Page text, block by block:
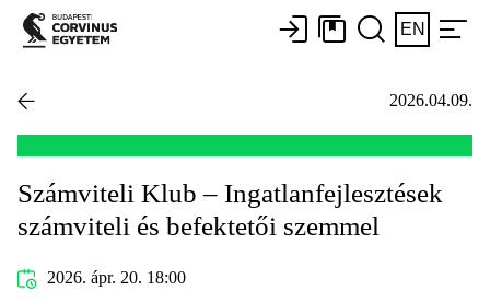
EN
2026.04.09.
Számviteli Klub – Ingatlanfejlesztések
számviteli és befektetői szemmel
2026. ápr. 20. 18:00